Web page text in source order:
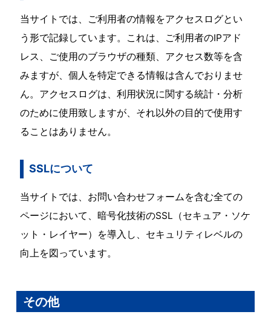
当サイトでは、ご利用者の情報をアクセスログとい
う形で記録しています。これは、ご利用者のIPアド
レス、ご使用のブラウザの種類、アクセス数等を含
みますが、個人を特定できる情報は含んでおりませ
ん。アクセスログは、利用状況に関する統計・分析
のために使用致しますが、それ以外の目的で使用す
ることはありません。
SSLについて
当サイトでは、お問い合わせフォームを含む全ての
ページにおいて、暗号化技術のSSL（セキュア・ソケ
ット・レイヤー）を導入し、セキュリティレベルの
向上を図っています。
その他